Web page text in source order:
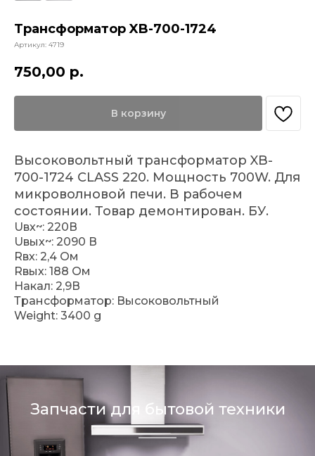
Трансформатор XB-700-1724
Артикул: 4719
750,00 р.
В корзину
Высоковольтный трансформатор XB-
700-1724 CLASS 220. Мощность 700W. Для
микроволновой печи. В рабочем
состоянии. Товар демонтирован. БУ.
Uвх~: 220В
Uвых~: 2090 В
Rвх: 2,4 Ом
Rвых: 188 Ом
Накал: 2,9В
Трансформатор: Высоковольтный
Weight: 3400 g
Запчасти для бытовой техники